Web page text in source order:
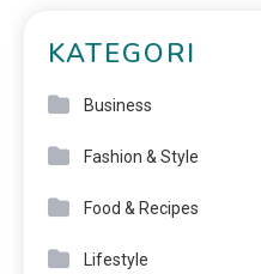
KATEGORI
Business
Fashion & Style
Food & Recipes
Lifestyle